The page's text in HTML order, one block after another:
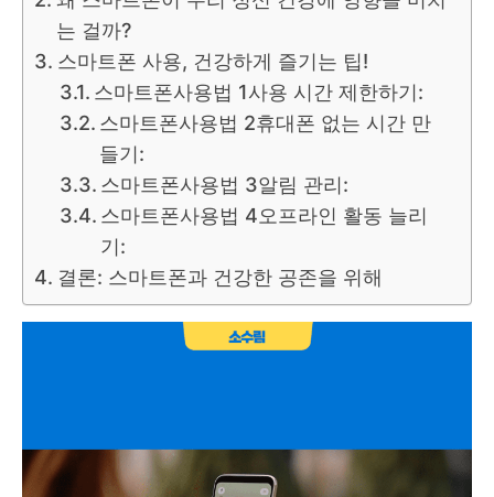
는 걸까?
스마트폰 사용, 건강하게 즐기는 팁!
스마트폰사용법 1사용 시간 제한하기:
스마트폰사용법 2휴대폰 없는 시간 만
들기:
스마트폰사용법 3알림 관리:
스마트폰사용법 4오프라인 활동 늘리
기:
결론: 스마트폰과 건강한 공존을 위해